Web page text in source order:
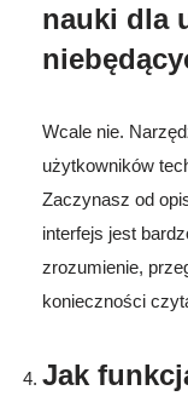
nauki dla
Wcale nie.
użytkowników
Zaczynasz od
interfejs jest
zrozumienie,
konieczności
Jak